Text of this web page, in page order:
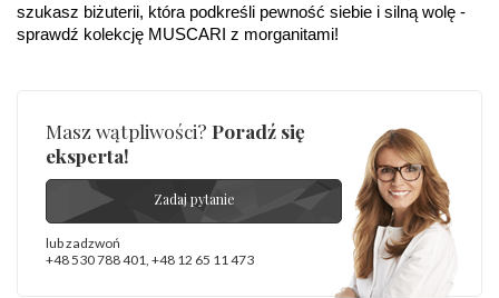
szukasz biżuterii, która podkreśli pewność siebie i silną wolę -
sprawdź kolekcję MUSCARI z morganitami!
Masz wątpliwości? Poradź się
eksperta!
Zadaj pytanie
lub zadzwoń
+48 530 788 401 +48 12 65 11 473